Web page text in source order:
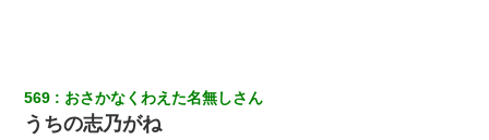
10年ほど前、息子がまだ年中だった時に離婚したんだけど、一昨
年の暮れに突然息子が職場を訪ねてきた。
569 おさかなくわえた名無しさん
うちの志乃がね